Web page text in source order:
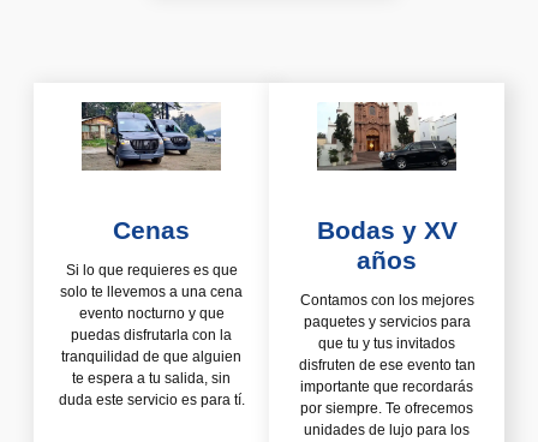
Cenas
Si lo que requieres es que
solo te llevemos a una cena
evento nocturno y que
puedas disfrutarla con la
tranquilidad de que alguien
te espera a tu salida, sin
duda este servicio es para tí.
Bodas y XV
años
Contamos con los mejores
paquetes y servicios para
que tu y tus invitados
disfruten de ese evento tan
importante que recordarás
por siempre. Te ofrecemos
unidades de lujo para los